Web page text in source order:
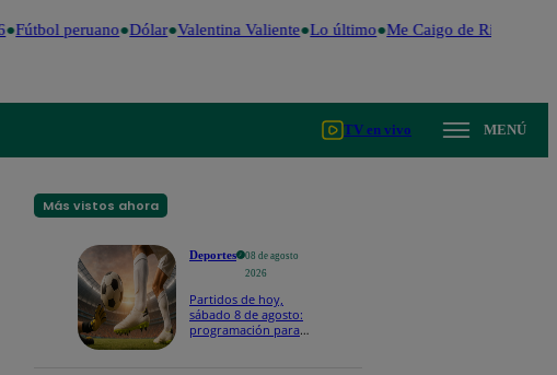
Fútbol peruano Dólar Valentina Valiente Lo último Me Caigo de Risa
TV en vivo MENÚ
Más vistos ahora
Deportes
08 de agosto
2026
Partidos de hoy,
sábado 8 de agosto:
programación para